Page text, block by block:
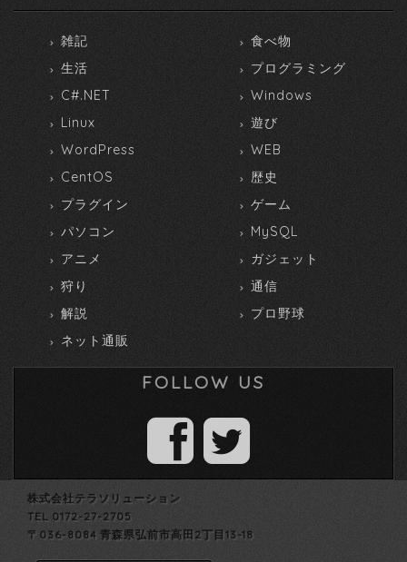
雑記
食べ物
生活
プログラミング
C#.NET
Windows
Linux
遊び
WordPress
WEB
CentOS
歴史
プラグイン
ゲーム
パソコン
MySQL
アニメ
ガジェット
狩り
通信
解説
プロ野球
ネット通販
FOLLOW US
株式会社テラソリューション
TEL 0172-27-2705
〒036-8084 青森県弘前市高田2丁目13-18